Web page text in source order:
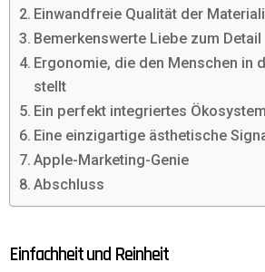
Einwandfreie Qualität der
Bemerkenswerte Liebe zum Detail
Ergonomie, die den Menschen in
stellt
Ein perfekt integriertes Ökosystem
Eine einzigartige ästhetische
Apple-Marketing-Genie
Abschluss
Einfachheit und Reinheit